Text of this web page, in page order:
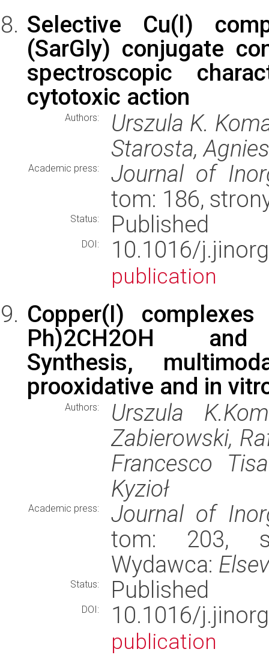
Selective Cu(I)
(SarGly) conjugate
spectroscopic
cytotoxic action
Authors:
Urszula K.
Starosta,
Academic press:
Journal of
tom: 186,
Status: Published
DOI: 10.1016/
publication
Copper(I)
Ph)2CH2OH and
Synthesis,
prooxidative and in
Authors:
Urszula
Zabierowski,
Francesco
Kyzioł
Academic press:
Journal of
tom: 203,
Wydawca:
Status: Published
DOI: 10.1016/
publication